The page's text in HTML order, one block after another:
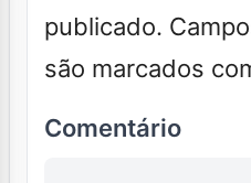
publicado.
são marcados
Comentário